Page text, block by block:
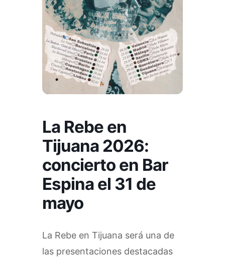
La Rebe en
Tijuana 2026:
concierto en Bar
Espina el 31 de
mayo
La Rebe en Tijuana será una de
las presentaciones destacadas